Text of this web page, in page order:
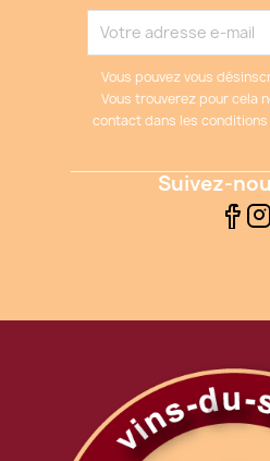
Vous pouvez vous
Vous trouverez pour cela
contact dans les
Suivez-